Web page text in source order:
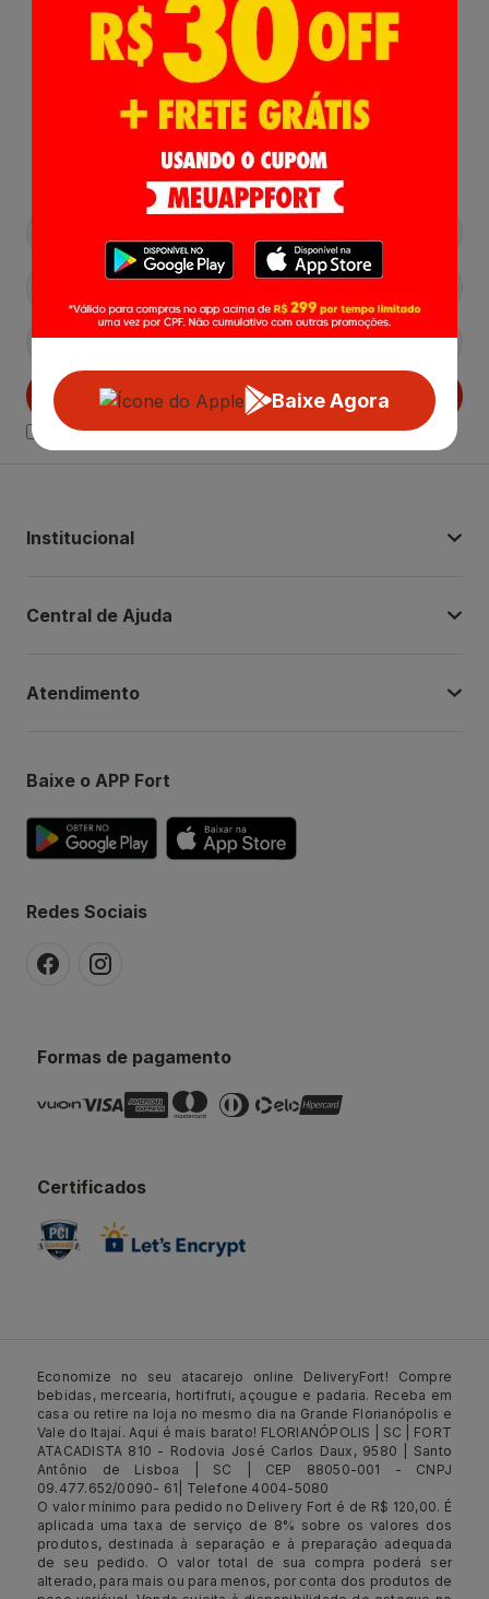
Baixe Agora
Receba nossasNovidades
Lançamentos e Promoções!
Cadastrar
Declaro estar ciente dasPoliticas de Privacidade.
Institucional
Central de Ajuda
Atendimento
Baixe o APP Fort
Redes Sociais
Formas de pagamento
Certificados
Economize no seu atacarejo online DeliveryFort! Compre
bebidas, mercearia, hortifruti, açougue e padaria. Receba em
casa ou retire na loja no mesmo dia na Grande Florianópolis e
Vale do Itajaí. Aqui é mais barato! FLORIANÓPOLIS | SC | FORT
ATACADISTA 810 - Rodovia José Carlos Daux, 9580 | Santo
Antônio de Lisboa | SC | CEP 88050-001 - CNPJ
09.477.652/0090- 61| Telefone 4004-5080
O valor mínimo para pedido no Delivery Fort é de R$ 120,00. É
aplicada uma taxa de serviço de 8% sobre os valores dos
produtos, destinada à separação e à preparação adequada
de seu pedido. O valor total de sua compra poderá ser
alterado, para mais ou para menos, por conta dos produtos de